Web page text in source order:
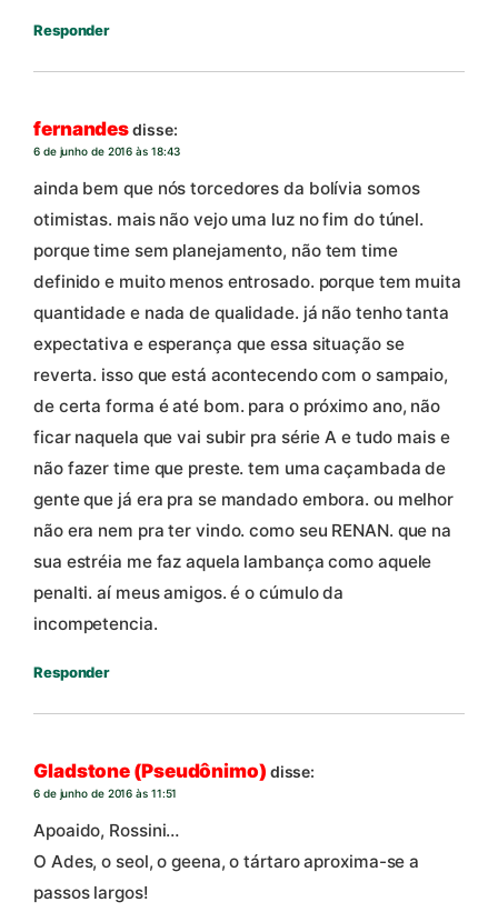
Responder
fernandesdisse:
6 de junho de 2016 às 18:43
ainda bem que nós torcedores da bolívia somos
otimistas. mais não vejo uma luz no fim do túnel.
porque time sem planejamento, não tem time
definido e muito menos entrosado. porque tem muita
quantidade e nada de qualidade. já não tenho tanta
expectativa e esperança que essa situação se
reverta. isso que está acontecendo com o sampaio,
de certa forma é até bom. para o próximo ano, não
ficar naquela que vai subir pra série A e tudo mais e
não fazer time que preste. tem uma caçambada de
gente que já era pra se mandado embora. ou melhor
não era nem pra ter vindo. como seu RENAN. que na
sua estréia me faz aquela lambança como aquele
penalti. aí meus amigos. é o cúmulo da
incompetencia.
Responder
Gladstone (Pseudônimo) disse:
6 de junho de 2016 às 11:51
Apoaido, Rossini…
O Ades, o seol, o geena, o tártaro aproxima-se a
passos largos!